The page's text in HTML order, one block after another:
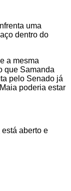
uma
dentro do
a mesma
que Samanda
pelo Senado já
poderia estar
aberto e